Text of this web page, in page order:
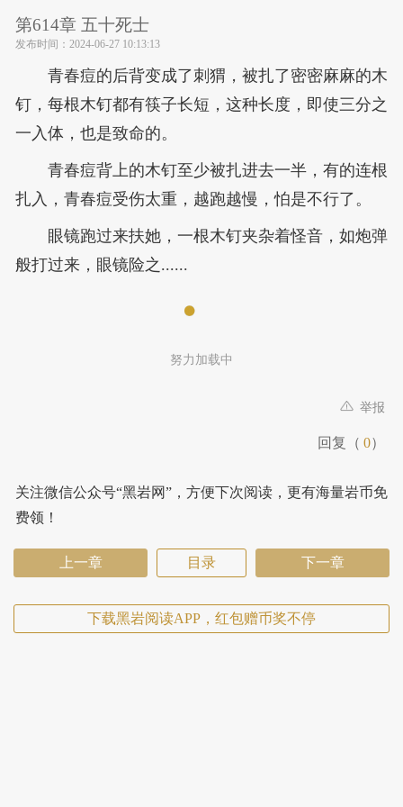
第614章 五十死士
发布时间： 2024-06-27 10:13:13
青春痘的后背变成了刺猬，被扎了密密麻麻的木
钉，每根木钉都有筷子长短，这种长度，即使三分之
一入体，也是致命的。
青春痘背上的木钉至少被扎进去一半，有的连根
扎入，青春痘受伤太重，越跑越慢，怕是不行了。
眼镜跑过来扶她，一根木钉夹杂着怪音，如炮弹
般打过来，眼镜险之......
努力加载中
举报
回复（ 0）
关注微信公众号“黑岩网”，方便下次阅读，更有海量岩币免
费领！
上一章 目录 下一章
下载黑岩阅读APP，红包赠币奖不停